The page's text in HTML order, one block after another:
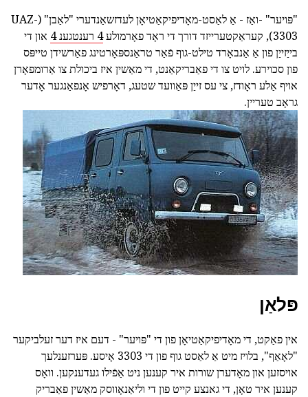
"פּויער" -ואַז - אַ לאַסט-מאָדיפיקאַטיאָן לעדזשאַנדערי "לאַבן" (UAZ-
3303), קעראַקטערייזד דורך די ראָד פאָרמולע
4 רענטגענ 4
און די
בייַזייַן פון אַ אַנבאָרד טילט-גוף פֿאַר טראַנספּאָרטינג פאַרשידן טייפּס
פון סכוירע. לויט צו די פאַבריקאַנט, די מאַשין איז ביכולת צו אַרומפאָרן
אויף אַלע ראָודז, צי עס זייַן פּאַוועד שטעג, דאָרפיש אָנפאַנגער אָדער
גראָב טעריין.
פּלאַן
אין פאַקט, די מאָדיפיקאַטיאָן פון די "פּויער" - דעם איז דער זעלביקער
"לאָאַף", בלויז מיט אַ לאַסט גוף פון די 3303 אָיסע. פּערזענלעך
אויסזען און מאָדערן שורות איר קענען ניט אַפֿילו געדענקען. וואָס
קענען איר טאָן, די גאנצע קייט פון די וליאַנאָווסק מאַשין פאַבריק